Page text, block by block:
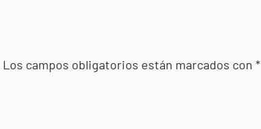
Los campos obligatorios están marcados con*